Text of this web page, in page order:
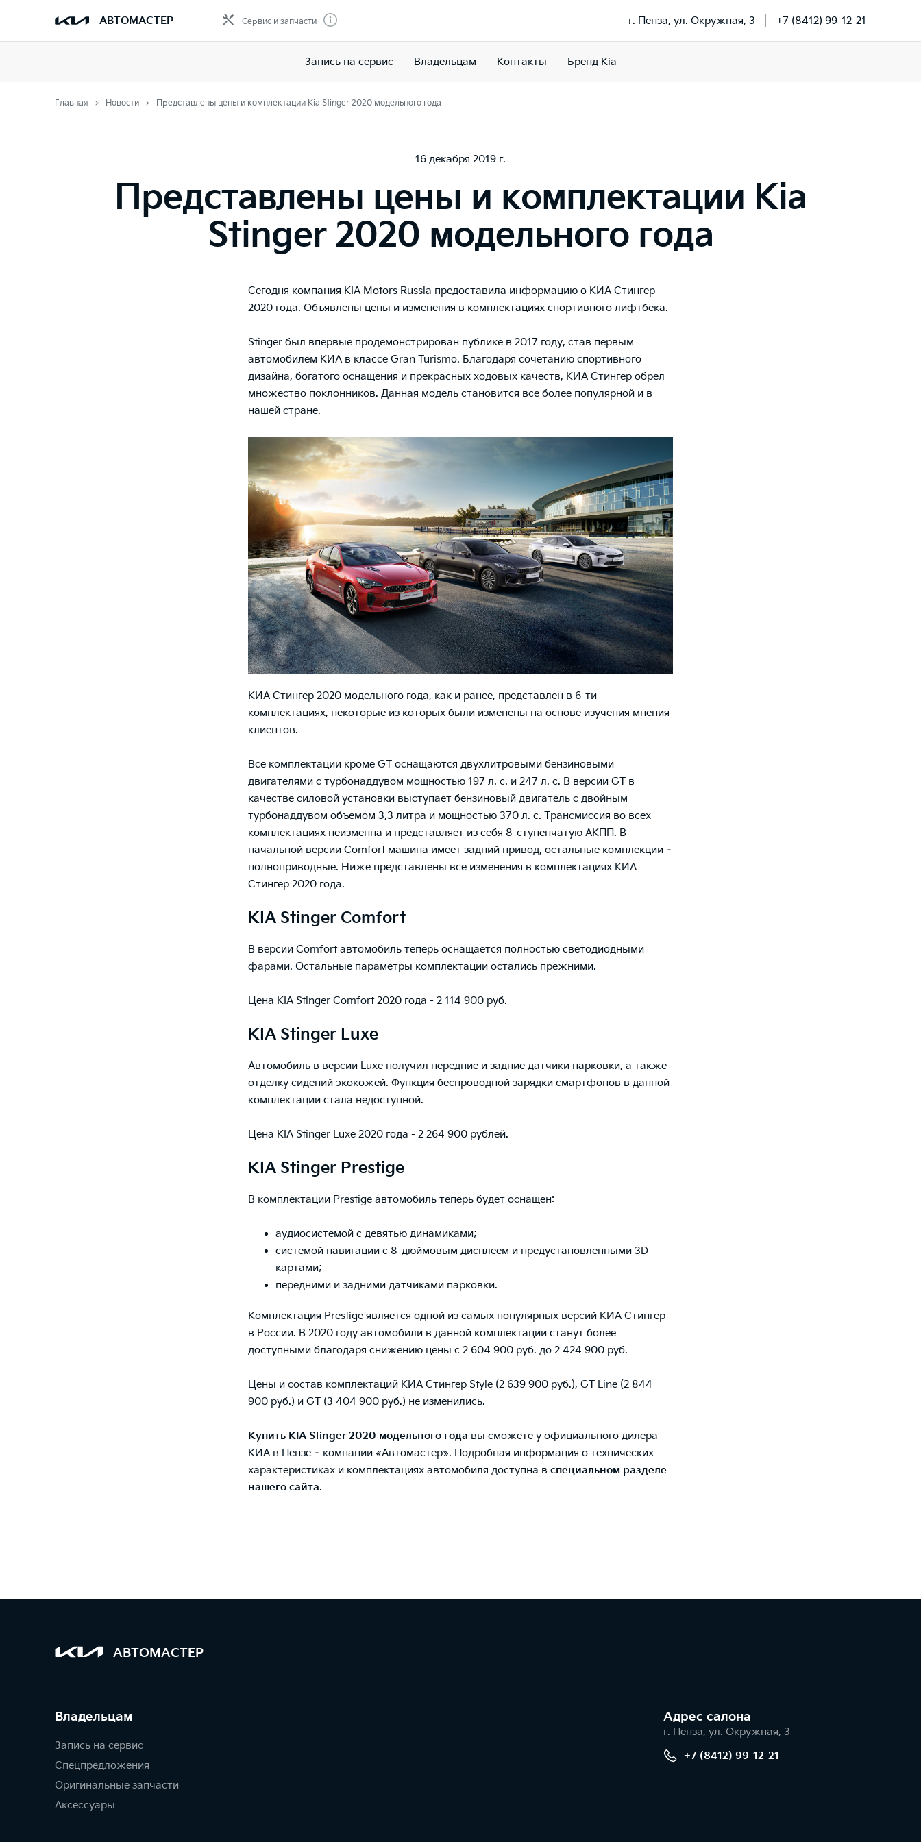
АВТОМАСТЕР Сервис и запчасти г. Пенза, ул. Окружная, 3 +7 (8412) 99-12-21
Запись на сервис Владельцам Контакты Бренд Kia
Главная Новости Представлены цены и комплектации Kia Stinger 2020 модельного года
16 декабря 2019 г.
Представлены цены и комплектации Kia
Stinger 2020 модельного года
Сегодня компания KIA Motors Russia предоставила информацию о КИА Стингер
2020 года. Объявлены цены и изменения в комплектациях спортивного лифтбека.
Stinger был впервые продемонстрирован публике в 2017 году, став первым
автомобилем КИА в классе Gran Turismo. Благодаря сочетанию спортивного
дизайна, богатого оснащения и прекрасных ходовых качеств, КИА Стингер обрел
множество поклонников. Данная модель становится все более популярной и в
нашей стране.
КИА Стингер 2020 модельного года, как и ранее, представлен в 6-ти
комплектациях, некоторые из которых были изменены на основе изучения мнения
клиентов.
Все комплектации кроме GT оснащаются двухлитровыми бензиновыми
двигателями с турбонаддувом мощностью 197 л. с. и 247 л. с. В версии GT в
качестве силовой установки выступает бензиновый двигатель с двойным
турбонаддувом объемом 3,3 литра и мощностью 370 л. с. Трансмиссия во всех
комплектациях неизменна и представляет из себя 8-ступенчатую АКПП. В
начальной версии Comfort машина имеет задний привод, остальные комплекции –
полноприводные. Ниже представлены все изменения в комплектациях КИА
Стингер 2020 года.
KIA Stinger Comfort
В версии Comfort автомобиль теперь оснащается полностью светодиодными
фарами. Остальные параметры комплектации остались прежними.
Цена KIA Stinger Comfort 2020 года - 2 114 900 руб.
KIA Stinger Luxe
Автомобиль в версии Luxe получил передние и задние датчики парковки, а также
отделку сидений экокожей. Функция беспроводной зарядки смартфонов в данной
комплектации стала недоступной.
Цена KIA Stinger Luxe 2020 года - 2 264 900 рублей.
KIA Stinger Prestige
В комплектации Prestige автомобиль теперь будет оснащен:
аудиосистемой с девятью динамиками;
системой навигации с 8-дюймовым дисплеем и предустановленными 3D
картами;
передними и задними датчиками парковки.
Комплектация Prestige является одной из самых популярных версий КИА Стингер
в России. В 2020 году автомобили в данной комплектации станут более
доступными благодаря снижению цены с 2 604 900 руб. до 2 424 900 руб.
Цены и состав комплектаций КИА Стингер Style (2 639 900 руб.), GT Line (2 844
900 руб.) и GT (3 404 900 руб.) не изменились.
Купить KIA Stinger 2020 модельного года вы сможете у официального дилера
КИА в Пензе – компании «Автомастер». Подробная информация о технических
характеристиках и комплектациях автомобиля доступна в специальном разделе
нашего сайта.
АВТОМАСТЕР
Владельцам
Запись на сервис
Спецпредложения
Оригинальные запчасти
Аксессуары
Адрес салонa
г. Пенза, ул. Окружная, 3
+7 (8412) 99-12-21